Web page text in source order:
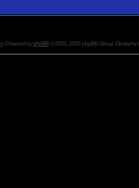
. Powered byphpBB© 2001, 2006 phpBB Group. Deutsche